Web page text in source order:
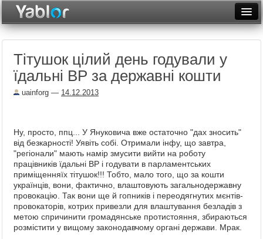
Неделя
Месяц
Фототоп
Видеотоп
Тітушок цілий день годували у
їдальні ВР за державні кошти
uainforg — 14.12.2013
Ну, просто, ппц... У Януковича вже остаточно "дах зносить"
від безкарності! Уявіть собі. Отримали інфу, що завтра,
"регіонали" мають намір змусити вийти на роботу
працівників їдальні ВР і годувати в парламентських
приміщенняїх тітушок!!! Тобто, мало того, що за кошти
українців, вони, фактично, влаштовують загальнодержавну
провокацію. Так вони ще й гопників і переодягнутих мєнтів-
провокаторів, котрих привезли для влаштування безладів з
метою спричинити громадянське протистояння, збираються
розмістити у вищому законодавчому органі держави. Мрак.